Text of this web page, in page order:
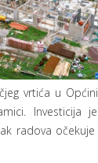
vrtića u
Investicija
radova